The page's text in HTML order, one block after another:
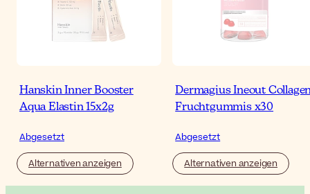
Hanskin Inner Booster
Aqua Elastin 15x2g
Abgesetzt
Alternativen anzeigen
Dermagius Ineout
Fruchtgummis x30
Abgesetzt
Alternativen anzeigen